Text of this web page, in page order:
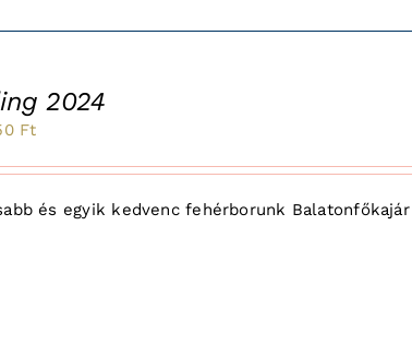
2024
FtCurrent
2és egyik kedvenc fehérborunk